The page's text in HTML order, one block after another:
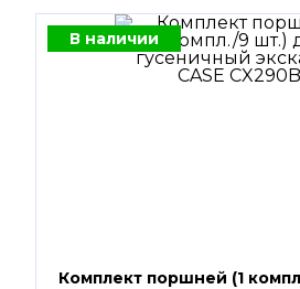
В наличии
Комплект поршней (1